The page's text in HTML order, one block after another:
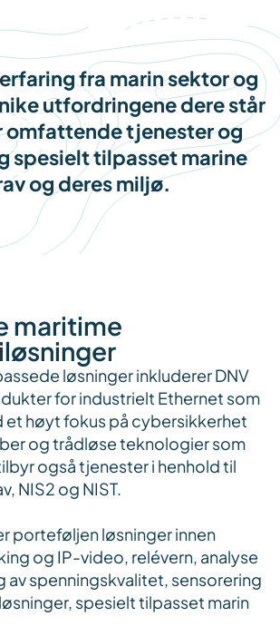
fra marin sektor og
utfordringene dere står
omfattende tjenester og
spesielt tilpasset marine
og deres miljø.
maritime
løsninger inkluderer DNV
for industrielt Ethernet som
et høyt fokus på cybersikkerhet
og trådløse teknologier som
også tjenester i henhold til
NIS2 og NIST.
porteføljen løsninger innen
og IP-video, relévern, analyse
av spenningskvalitet, sensorering
spesielt tilpasset marin